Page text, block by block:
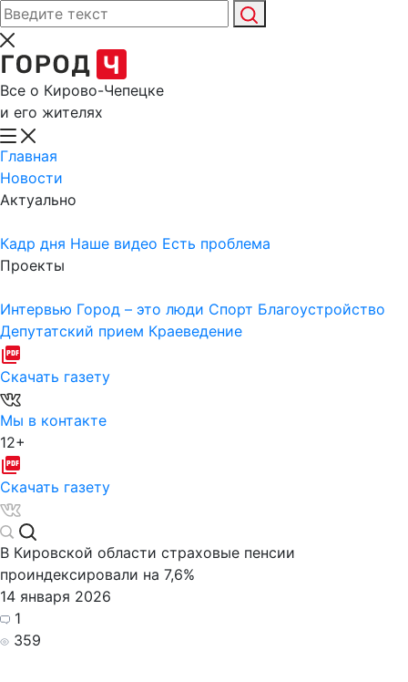
Все о Кирово-Чепецке
и его жителях
Главная
Новости
Актуально
Кадр дня Наше видео Есть проблема
Проекты
Интервью Город – это люди Спорт Благоустройство
Депутатский прием Краеведение
Скачать газету
Мы в контакте
12+
Скачать газету
В Кировской области страховые пенсии
проиндексировали на 7,6%
14 января 2026
1
359